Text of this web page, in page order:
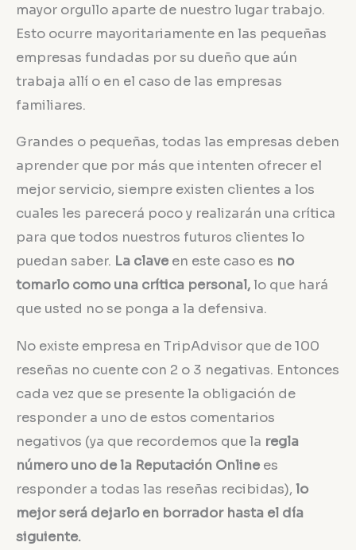
mayor orgullo aparte de nuestro lugar trabajo.
Esto ocurre mayoritariamente en las pequeñas
empresas fundadas por su dueño que aún
trabaja allí o en el caso de las empresas
familiares.
Grandes o pequeñas, todas las empresas deben
aprender que por más que intenten ofrecer el
mejor servicio, siempre existen clientes a los
cuales les parecerá poco y realizarán una crítica
para que todos nuestros futuros clientes lo
puedan saber. La claveen este caso es no
tomarlo como una crítica personal,lo que hará
que usted no se ponga a la defensiva.
No existe empresa en TripAdvisor que de 100
reseñas no cuente con 2 o 3 negativas. Entonces
cada vez que se presente la obligación de
responder a uno de estos comentarios
negativos (ya que recordemos que la regla
número uno de la Reputación Onlinees
responder a todas las reseñas recibidas), lo
mejor será dejarlo en borrador hasta el día
siguiente.